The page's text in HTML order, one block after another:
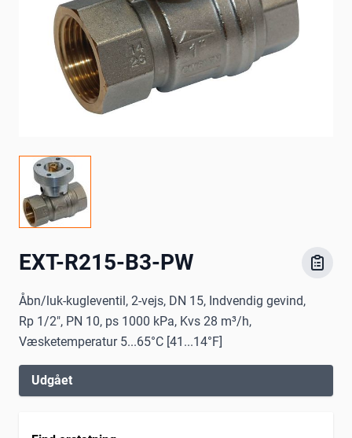
EXT-R215-B3-PW
Åbn/luk-kugleventil, 2-vejs, DN 15, Indvendig gevind,
Rp 1/2", PN 10, ps 1000 kPa, Kvs 28 m³/h,
Væsketemperatur 5...65°C [41...14°F]
Udgået